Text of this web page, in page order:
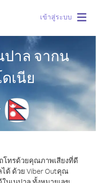
เข้าสู่ระบบ
ปาล จากน
เนีย
ทรด้วยคุณภาพเสียงที่ดี
ด้ ด้วย Viber Outคุณ